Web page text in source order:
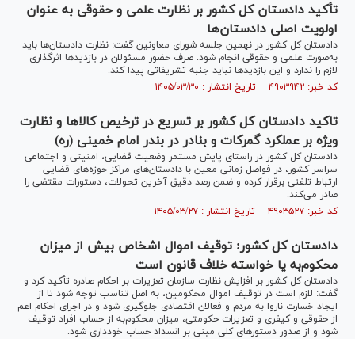
تأکید دادستان کل کشور بر نظارت علمی و حقوقی به عنوان
اولویت اصلی دادستان‌ها
دادستان کل کشور در نهمین جلسه شورای معاونین گفت: نظارت دادستان‌ها باید
به‌صورت علمی و حقوقی انجام شود. صرف حضور مسئولان در بازدید‌ها اثرگذاری
لازم را ندارد و این بازدید‌ها نباید جنبه تشریفاتی پیدا کند.
کد خبر: ۴۹۰۳۹۴۲ تاریخ انتشار : ۱۴۰۵/۰۳/۳۰
تاکید دادستان کل کشور بر تسریع در ترخیص کالا‌ها و نظارت
ویژه بر عملکرد گمرکات و بنادر در بندر امام خمینی (ره)
دادستان کل کشور در راستای پایش مستمر وضعیت قضایی، امنیتی و اجتماعی
سراسر کشور، در فواصل زمانی معین با دادستان‌های مراکز حوزه‌های قضایی
ارتباط تلفنی برقرار کرده و ضمن رصد دقیق آخرین تحولات، دستورات مقتضی را
صادر می‌کند.
کد خبر: ۴۹۰۳۵۲۷ تاریخ انتشار : ۱۴۰۵/۰۳/۲۷
دادستان کل کشور: توقیف اموال اشخاص بیش از میزان
محکوم‌به یا خواسته خلاف قانون است
دادستان کل کشور بر افزایش نظارت سازمان تعزیرات بر احکام صادره تأکید کرد و
گفت: لازم است در توقیف اموال محکومین، به اصل تناسب توجه شود تا از
ایجاد خسارت ناروا به مردم و فعالان اقتصادی جلوگیری شود و در اجرای احکام اعم
از حقوقی و کیفری و تعزیرات حکومتی، میزان محکوم‌به از حساب افراد توقیف
شود و از صدور دستور‌های کلی مبنی بر انسداد حساب خودداری شود.